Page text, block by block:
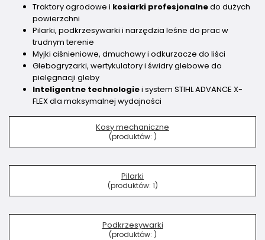
Traktory ogrodowe i kosiarki profesjonalnedo dużych
powierzchni
Pilarki, podkrzesywarki i narzędzia leśne do prac w
trudnym terenie
Myjki ciśnieniowe, dmuchawy i odkurzacze do liści
Glebogryzarki, wertykulatory i świdry glebowe do
pielęgnacji gleby
Inteligentne technologiei system STIHL ADVANCE X-
FLEX dla maksymalnej wydajności
Kosy mechaniczne
(produktów: )
Pilarki
(produktów: 1)
Podkrzesywarki
(produktów: )